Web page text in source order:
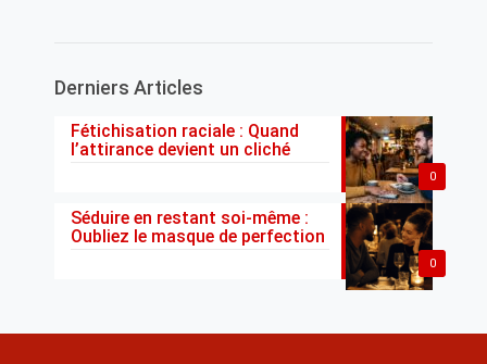
Derniers Articles
0
Fétichisation raciale : Quand
l’attirance devient un cliché
0
Séduire en restant soi-même :
Oubliez le masque de perfection